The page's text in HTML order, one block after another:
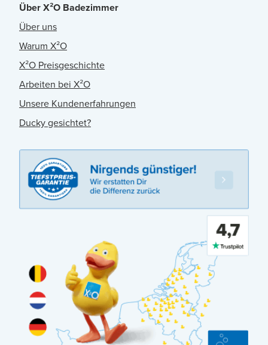
Über X²O Badezimmer
Über uns
Warum X²O
X²O Preisgeschichte
Arbeiten bei X²O
Unsere Kundenerfahrungen
Ducky gesichtet?